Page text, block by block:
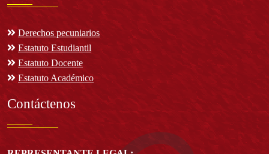
Derechos pecuniarios
Estatuto Estudiantil
Estatuto Docente
Estatuto Académico
Contáctenos